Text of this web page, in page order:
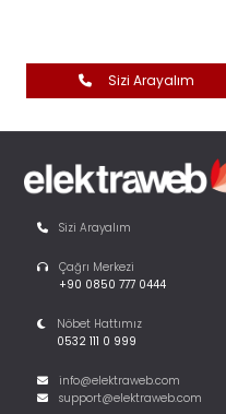
Sizi Arayalım
Sizi Arayalım
Çağrı Merkezi
+90 0850 777 0444
Nöbet Hattımız
0532 111 0 999
info@elektraweb.com
support@elektraweb.com